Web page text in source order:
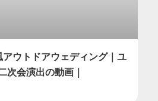
ウトドアウェディング｜ユ
次会演出の動画｜